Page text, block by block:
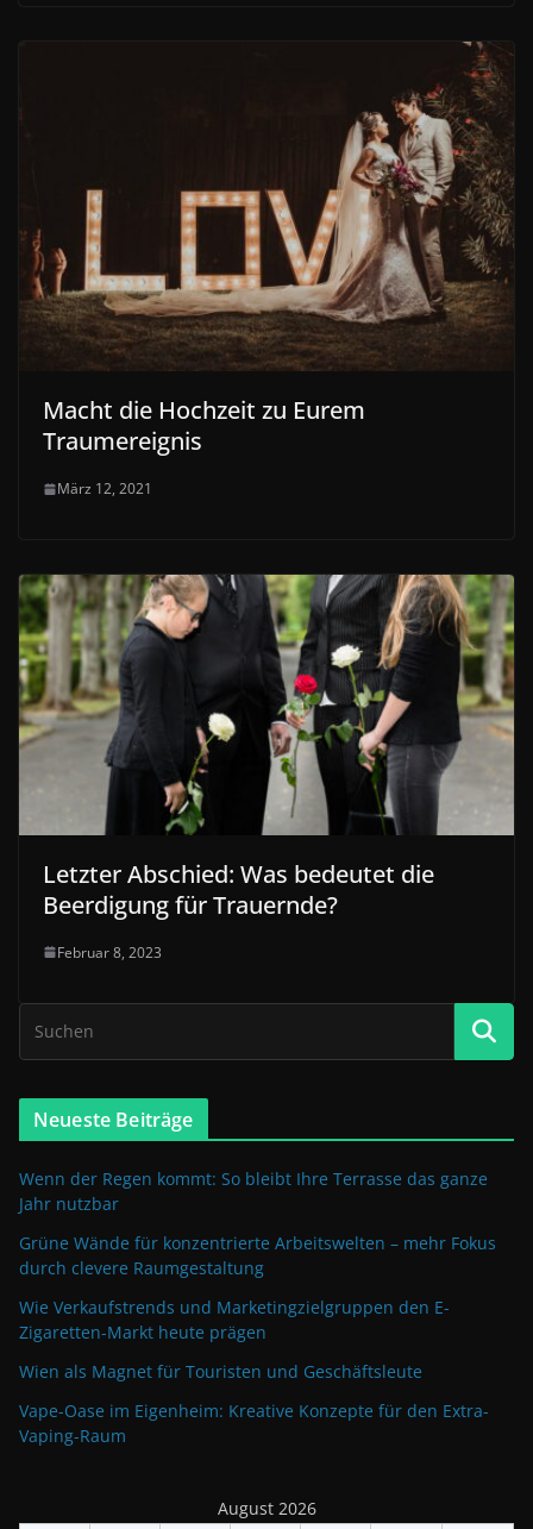
Macht die Hochzeit zu Eurem
Traumereignis
März 12, 2021
Letzter Abschied: Was bedeutet die
Beerdigung für Trauernde?
Februar 8, 2023
Neueste Beiträge
Wenn der Regen kommt: So bleibt Ihre Terrasse das ganze
Jahr nutzbar
Grüne Wände für konzentrierte Arbeitswelten – mehr Fokus
durch clevere Raumgestaltung
Wie Verkaufstrends und Marketingzielgruppen den E-
Zigaretten-Markt heute prägen
Wien als Magnet für Touristen und Geschäftsleute
Vape-Oase im Eigenheim: Kreative Konzepte für den Extra-
Vaping-Raum
August 2026